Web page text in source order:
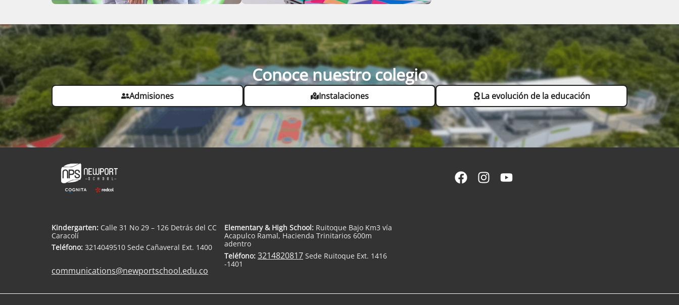
Conoce nuestro colegio
Admisiones Instalaciones La evolución de la educación
Kindergarten: Calle 31 No 29 – 126 Detrás del CC
Caracolí
Teléfono: 3214049510 Sede Cañaveral Ext. 1400
communications@newportschool.edu.co
Elementary & High School: Ruitoque Bajo Km3 vía
Acapulco Ramal, Hacienda Trinitarios 600m
adentro
Teléfono: 3214820817 Sede Ruitoque Ext. 1416
-1401